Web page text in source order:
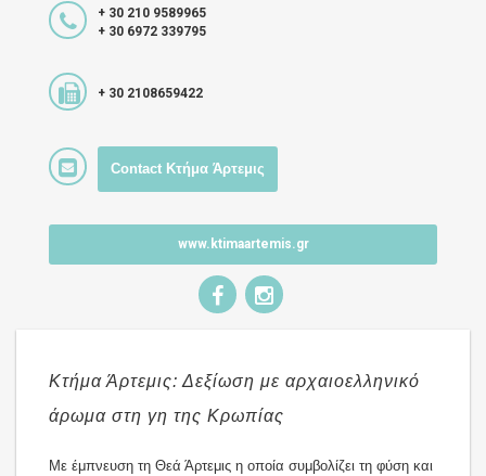
+ 30 210 9589965
+ 30 6972 339795
+ 30 2108659422
Contact Κτήμα Άρτεμις
www.ktimaartemis.gr
Κτήμα Άρτεμις: Δεξίωση με αρχαιοελληνικό
άρωμα στη γη της Κρωπίας
Με έμπνευση τη Θεά Άρτεμις η οποία συμβολίζει τη φύση και